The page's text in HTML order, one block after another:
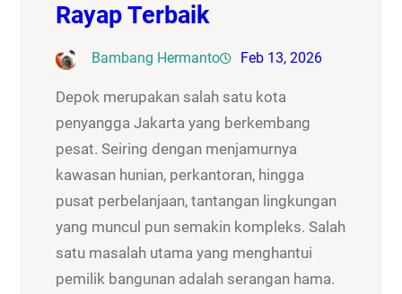
Rayap Terbaik
Bambang Hermanto Feb 13, 2026
Depok merupakan salah satu kota
penyangga Jakarta yang berkembang
pesat. Seiring dengan menjamurnya
kawasan hunian, perkantoran, hingga
pusat perbelanjaan, tantangan lingkungan
yang muncul pun semakin kompleks. Salah
satu masalah utama yang menghantui
pemilik bangunan adalah serangan hama.